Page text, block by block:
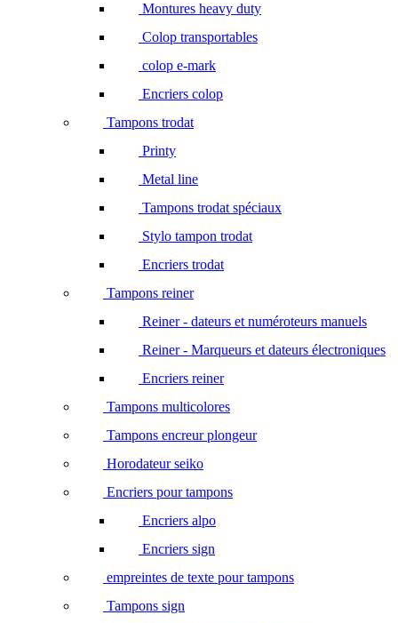
Montures heavy duty
Colop transportables
colop e-mark
Encriers colop
Tampons trodat
Printy
Metal line
Tampons trodat spéciaux
Stylo tampon trodat
Encriers trodat
Tampons reiner
Reiner - dateurs et numéroteurs manuels
Reiner - Marqueurs et dateurs électroniques
Encriers reiner
Tampons multicolores
Tampons encreur plongeur
Horodateur seiko
Encriers pour tampons
Encriers alpo
Encriers sign
empreintes de texte pour tampons
Tampons sign